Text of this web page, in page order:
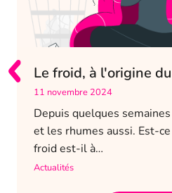
Le froid, à l'origine
11 novembre 2024
Depuis quelques
et les rhumes aussi. Est-
froid est-il à…
Actualités